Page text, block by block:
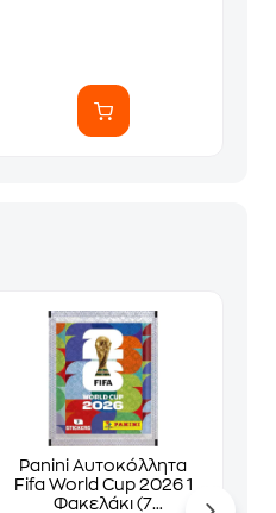
Panini Αυτοκόλλητα
Fifa World Cup 2026 1
Φακελάκι (7